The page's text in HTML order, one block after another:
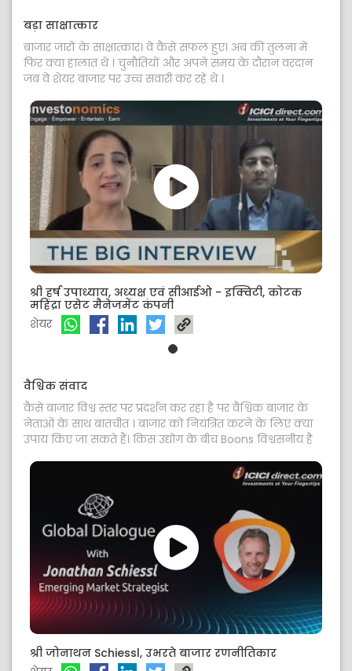
बड़ा साक्षात्कार
बाजार जारों के साक्षात्कार। वे कैसे सफल हुए। अब की तुलना में
फिर क्या हालात थे । चुनौतियों और अपने समय के दौरान वरदान
जब वे शेयर बाजार पर उच्च सवारी कर रहे थे ।
श्री हर्ष उपाध्याय, अध्यक्ष एवं सीआईओ - इक्विटी, कोटक
महिंद्रा एसेट मैनेजमेंट कंपनी
शेयर
वैश्विक संवाद
कैसे बाजार विश्व स्तर पर प्रदर्शन कर रहा है पर वैश्विक बाजार के
नेताओं के साथ बातचीत । बाजार को नियंत्रित करने के लिए क्या
उपाय किए जा सकते हैं। किस उद्योग के बीच Boons विश्वसनीय है
श्री जोनाथन Schiessl, उभरते बाजार रणनीतिकार